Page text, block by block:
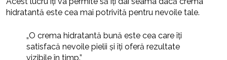
hidratantă este cea mai potrivită pentru nevoile tale.
„O crema hidratantă bună este cea care îți
satisfacă nevoile pielii și îți oferă rezultate
vizibile în timp.”